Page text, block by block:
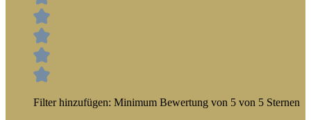
Filter hinzufügen: Minimum Bewertung von 5 von 5 Sternen